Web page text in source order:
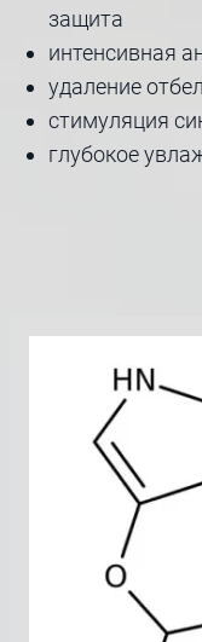
защита
интенсивная
удаление
стимуляция
глубокое